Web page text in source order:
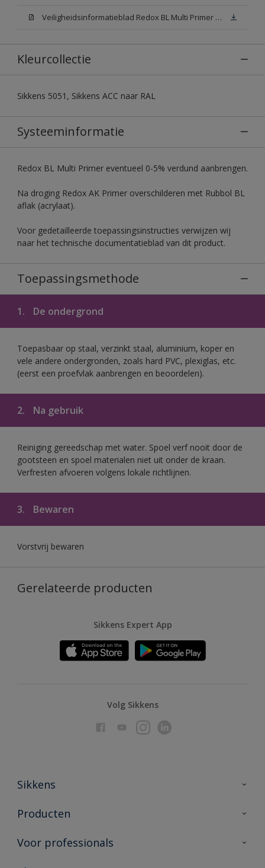
Veiligheidsinformatieblad Redox BL Multi Primer N00 (MSDS)
Kleurcollectie
Sikkens 5051, Sikkens ACC naar RAL
Systeeminformatie
Redox BL Multi Primer eventueel 0-5% verdund aanbrengen.
Na droging Redox AK Primer overschilderen met Rubbol BL
aflak (acrylaat).
Voor gedetailleerde toepassingsinstructies verwijzen wij
naar het technische documentatieblad van dit product.
Toepassingsmethode
1. De ondergrond
Toepasbaar op staal, verzinkt staal, aluminium, koper en
vele andere ondergronden, zoals hard PVC, plexiglas, etc.
(eerst een proefvlak aanbrengen en beoordelen).
2. Na gebruik
Reiniging gereedschap met water. Spoel verf nooit door de
gootsteen en spoel materialen niet uit onder de kraan.
Verfresten afvoeren volgens lokale richtlijnen.
3. Bewaren
Vorstvrij bewaren
Gerelateerde producten
Sikkens Expert App
Volg Sikkens
Sikkens
Over Sikkens
Duurzaamheid
Producten
Producten voor binnen
Voor professionals